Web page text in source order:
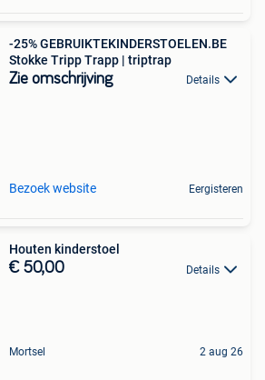
-25% GEBRUIKTEKINDERSTOELEN.BE
Stokke Tripp Trapp | triptrap
Zie omschrijving Details
Bezoek website Eergisteren
Houten kinderstoel
€ 50,00 Details
Mortsel 2 aug 26